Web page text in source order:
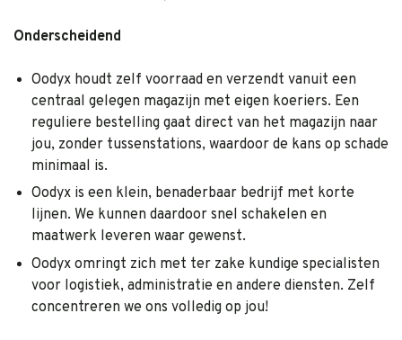
Onderscheidend
Oodyx houdt zelf voorraad en verzendt vanuit een
centraal gelegen magazijn met eigen koeriers. Een
reguliere bestelling gaat direct van het magazijn naar
jou, zonder tussenstations, waardoor de kans op schade
minimaal is.
Oodyx is een klein, benaderbaar bedrijf met korte
lijnen. We kunnen daardoor snel schakelen en
maatwerk leveren waar gewenst.
Oodyx omringt zich met ter zake kundige specialisten
voor logistiek, administratie en andere diensten. Zelf
concentreren we ons volledig op jou!